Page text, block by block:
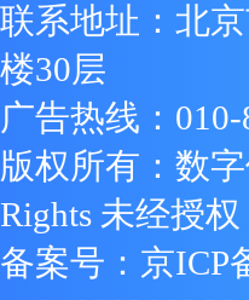
联系地址：北
楼30层
广告热线：
版权所有：数
Rights 未经授
备案号： 京ICP